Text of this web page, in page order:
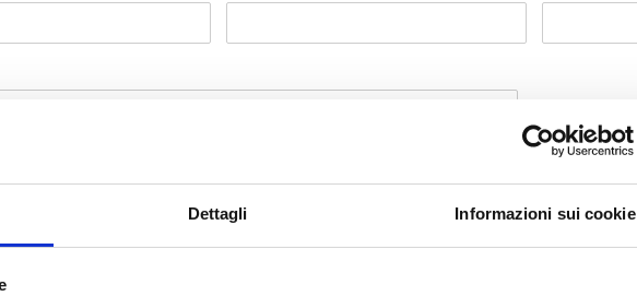
Dettagli Informazioni sui cookie
di legge